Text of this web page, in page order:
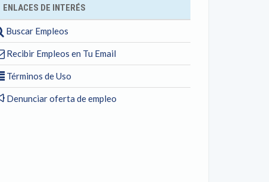
ENLACES DE INTERÉS
Buscar Empleos
Recibir Empleos en Tu Email
Términos de Uso
Denunciar oferta de empleo